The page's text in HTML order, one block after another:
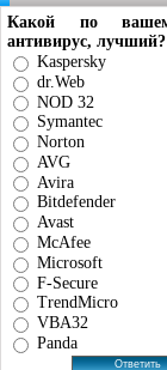
Какой по
антивирус, лучший?
Kaspersky
dr.Web
NOD 32
Symantec
Norton
AVG
Avira
Bitdefender
Avast
McAfee
Microsoft
F-Secure
TrendMicro
VBA32
Panda